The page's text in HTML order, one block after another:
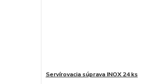
Servírovacia súprava INOX 24 ks